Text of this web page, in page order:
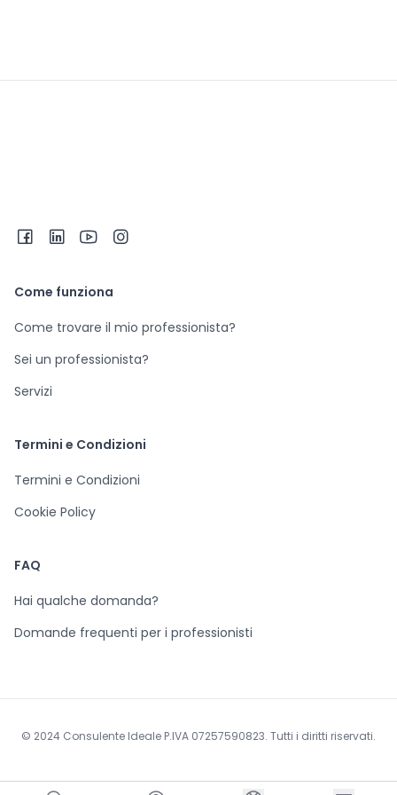
Come funziona
Come trovare il mio professionista?
Sei un professionista?
Servizi
Termini e Condizioni
Termini e Condizioni
Cookie Policy
FAQ
Hai qualche domanda?
Domande frequenti per i professionisti
© 2024 Consulente Ideale P.IVA 07257590823. Tutti i diritti riservati.